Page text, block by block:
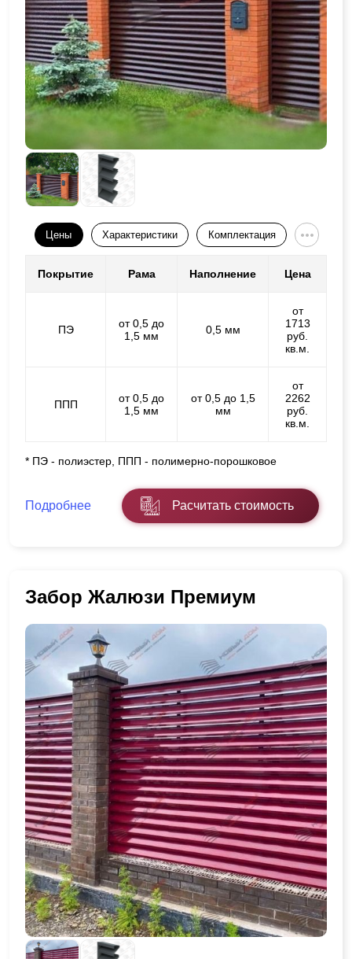
Цены Характеристики Комплектация
Покрытие Рама Наполнение Цена
ПЭ
от 0,5 до
1,5 мм
0,5 мм
от
1713
руб.
кв.м.
ППП
от 0,5 до
1,5 мм
от 0,5 до 1,5
мм
от
2262
руб.
кв.м.
* ПЭ - полиэстер, ППП - полимерно-порошковое
Подробнее Расчитать стоимость
Забор Жалюзи Премиум